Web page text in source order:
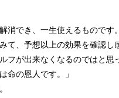
消でき、一生使えるものです
て、予想以上の効果を確認し
フが出来なくなるのではと思
命の恩人です。」